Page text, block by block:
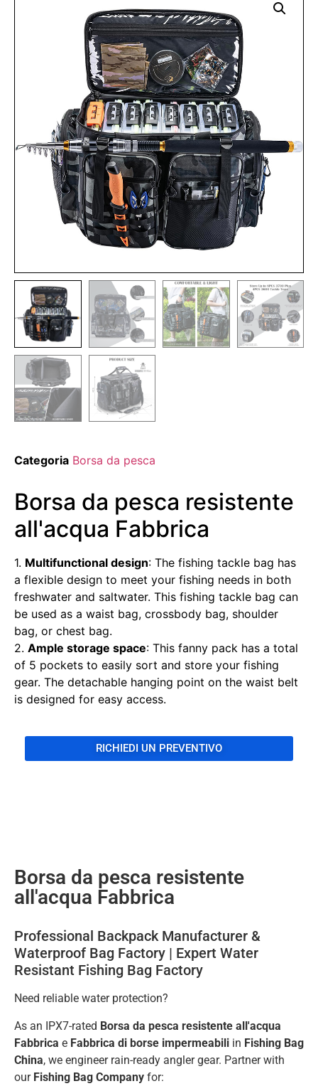
Categoria Borsa da pesca
Borsa da pesca resistente
all'acqua Fabbrica
1. Multifunctional design: The fishing tackle bag has
a flexible design to meet your fishing needs in both
freshwater and saltwater. This fishing tackle bag can
be used as a waist bag, crossbody bag, shoulder
bag, or chest bag.
2. Ample storage space: This fanny pack has a total
of 5 pockets to easily sort and store your fishing
gear. The detachable hanging point on the waist belt
is designed for easy access.
RICHIEDI UN PREVENTIVO
Borsa da pesca resistente
all'acqua Fabbrica
Professional Backpack Manufacturer &
Waterproof Bag Factory | Expert Water
Resistant Fishing Bag Factory
Need reliable water protection?
As an IPX7-rated Borsa da pesca resistente all'acqua
Fabbrica e Fabbrica di borse impermeabili in Fishing Bag
China, we engineer rain-ready angler gear. Partner with
our Fishing Bag Company for: